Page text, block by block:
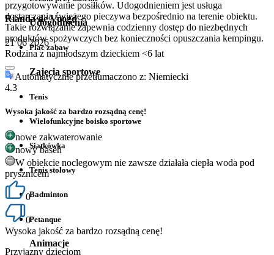
przygotowywanie posiłków. Udogodnieniem jest usługa
dostarczania świeżego pieczywa bezpośrednio na terenie obiektu.
Takie rozwiązanie zapewnia codzienny dostęp do niezbędnych
produktów spożywczych bez konieczności opuszczania kempingu.
Udogodnienia
Plac zabaw
Zajęcia sportowe
Tenis
Wielofunkcyjne boisko sportowe
Siatkówka
Tenis stołowy
Badminton
Petanque
Animacje
Rianda de Voogd
21 06 2026
Rodzina z najmłodszym dzieckiem <6 lat
Automatycznie przetłumaczono z: Niemiecki
4.3
Wysoka jakość za bardzo rozsądną cenę!
nowe zakwaterowanie
nowy basen
W obiekcie noclegowym nie zawsze działała ciepła woda pod
prysznicem
0
0
Wysoka jakość za bardzo rozsądną cenę!
Przyjazny dzieciom